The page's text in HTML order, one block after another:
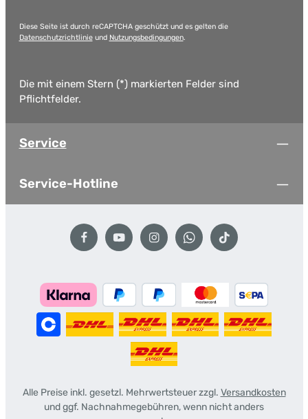
Diese Seite ist durch reCAPTCHA geschützt und es gelten die
Datenschutzrichtlinieund Nutzungsbedingungen.
Die mit einem Stern (*) markierten Felder sind
Pflichtfelder.
Service
Service-Hotline
Alle Preise inkl. gesetzl. Mehrwertsteuer zzgl. Versandkosten
und ggf. Nachnahmegebühren, wenn nicht anders